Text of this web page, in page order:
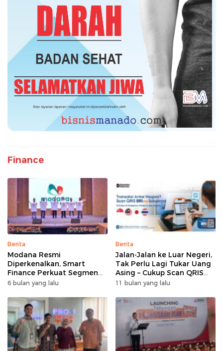
Finance
Berita
Modana Resmi
Diperkenalkan, Smart
Finance Perkuat Segmen
Pembiayaan Multiguna
6 bulan yang lalu
Berita
Jalan-Jalan ke Luar Negeri,
Tak Perlu Lagi Tukar Uang
Asing – Cukup Scan QRIS
Pakai BRImo
11 bulan yang lalu